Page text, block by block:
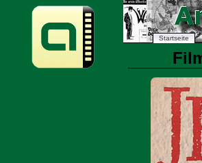
Startseite